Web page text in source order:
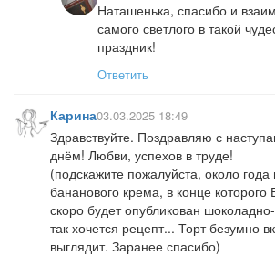
Наташенька, спасибо и
самого светлого в такой
праздник!
Ответить
Карина03.03.2025 18:49
Здравствуйте. Поздравляю с
днём! Любви, успехов в труде!
(подскажите пожалуйста, около
бананового крема, в конце
скоро будет опубликован
так хочется рецепт... Торт безумно
выглядит. Заранее спасибо)